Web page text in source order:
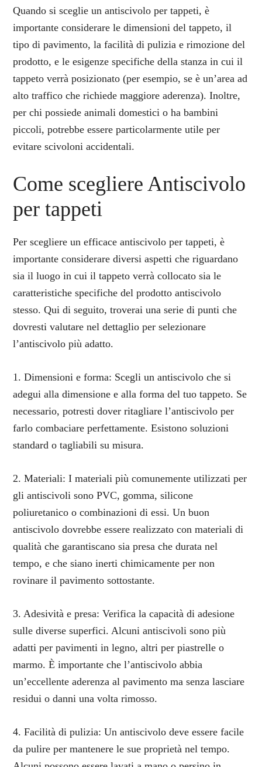
Quando si sceglie un antiscivolo per tappeti, è
importante considerare le dimensioni del tappeto, il
tipo di pavimento, la facilità di pulizia e rimozione del
prodotto, e le esigenze specifiche della stanza in cui il
tappeto verrà posizionato (per esempio, se è un’area ad
alto traffico che richiede maggiore aderenza). Inoltre,
per chi possiede animali domestici o ha bambini
piccoli, potrebbe essere particolarmente utile per
evitare scivoloni accidentali.
Come scegliere Antiscivolo
per tappeti
Per scegliere un efficace antiscivolo per tappeti, è
importante considerare diversi aspetti che riguardano
sia il luogo in cui il tappeto verrà collocato sia le
caratteristiche specifiche del prodotto antiscivolo
stesso. Qui di seguito, troverai una serie di punti che
dovresti valutare nel dettaglio per selezionare
l’antiscivolo più adatto.
1. Dimensioni e forma: Scegli un antiscivolo che si
adegui alla dimensione e alla forma del tuo tappeto. Se
necessario, potresti dover ritagliare l’antiscivolo per
farlo combaciare perfettamente. Esistono soluzioni
standard o tagliabili su misura.
2. Materiali: I materiali più comunemente utilizzati per
gli antiscivoli sono PVC, gomma, silicone
poliuretanico o combinazioni di essi. Un buon
antiscivolo dovrebbe essere realizzato con materiali di
qualità che garantiscano sia presa che durata nel
tempo, e che siano inerti chimicamente per non
rovinare il pavimento sottostante.
3. Adesività e presa: Verifica la capacità di adesione
sulle diverse superfici. Alcuni antiscivoli sono più
adatti per pavimenti in legno, altri per piastrelle o
marmo. È importante che l’antiscivolo abbia
un’eccellente aderenza al pavimento ma senza lasciare
residui o danni una volta rimosso.
4. Facilità di pulizia: Un antiscivolo deve essere facile
da pulire per mantenere le sue proprietà nel tempo.